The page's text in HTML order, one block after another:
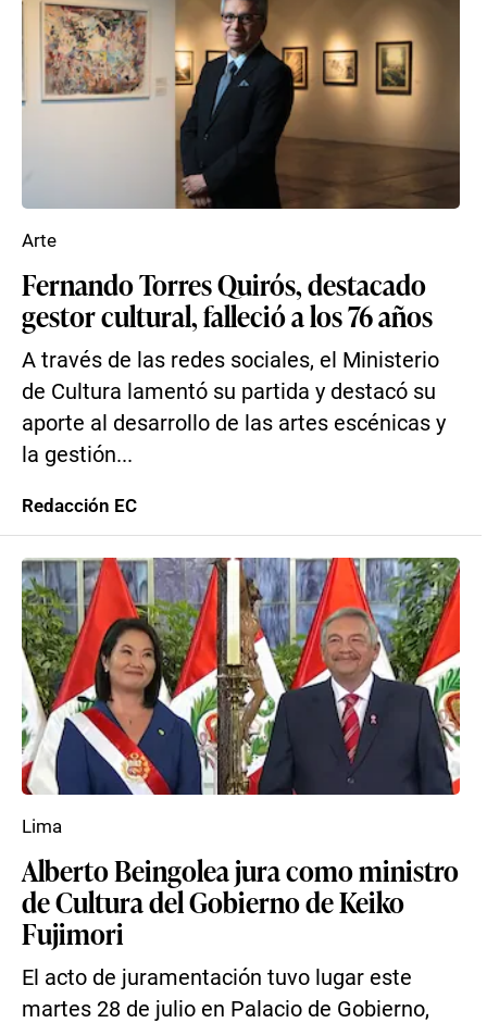
Fernando Torres Quirós, destacado
gestor cultural, falleció a los 76 años
A través de las redes sociales, el Ministerio
de Cultura lamentó su partida y destacó su
aporte al desarrollo de las artes escénicas y
la gestión...
Arte
Redacción EC
Alberto Beingolea jura como ministro
de Cultura del Gobierno de Keiko
Fujimori
El acto de juramentación tuvo lugar este
martes 28 de julio en Palacio de Gobierno,
Lima